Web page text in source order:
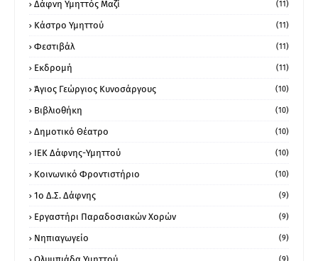
Δάφνη Υμηττός Μαζί (11)
Κάστρο Υμηττού (11)
Φεστιβάλ (11)
Εκδρομή (11)
Άγιος Γεώργιος Κυνοσάργους (10)
Βιβλιοθήκη (10)
Δημοτικό Θέατρο (10)
ΙΕΚ Δάφνης-Υμηττού (10)
Κοινωνικό Φροντιστήριο (10)
1ο Δ.Σ. Δάφνης (9)
Εργαστήρι Παραδοσιακών Χορών (9)
Νηπιαγωγείο (9)